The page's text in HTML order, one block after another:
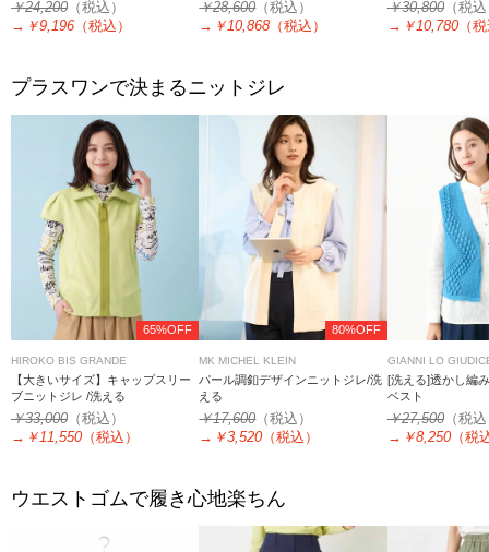
￥24,200 （税込）
→ ￥9,196 （税込）
￥28,600（税込）
→ ￥10,868 （税込）
￥30,800（税
→ ￥10,780（
プラスワンで決まるニットジレ
65%OFF
HIROKO BIS GRANDE
【大きいサイズ】キャップスリー
ブニットジレ /洗える
￥33,000 （税込）
→ ￥11,550 （税込）
80%OFF
MK MICHEL KLEIN
パール調釦デザインニットジレ/洗
える
￥17,600（税込）
→ ￥3,520 （税込）
GIANNI LO
[洗える]透かし編
ベスト
￥27,500（税
→ ￥8,250（税
ウエストゴムで履き心地楽ちん